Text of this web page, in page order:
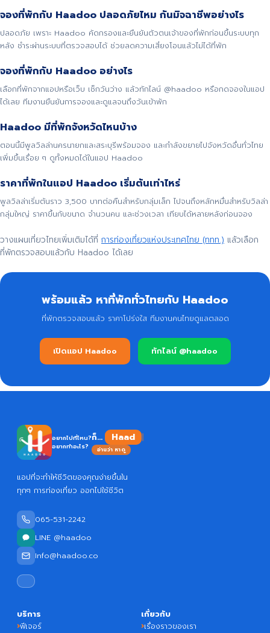
จองที่พักกับ Haadoo ปลอดภัยไหม กันมิจฉาชีพอย่างไร
ปลอดภัย เพราะ Haadoo คัดกรองและยืนยันตัวตนเจ้าของที่พักก่อนขึ้นระบบทุก
หลัง ชำระผ่านระบบที่ตรวจสอบได้ ช่วยลดความเสี่ยงโอนแล้วไม่ได้ที่พัก
จองที่พักกับ Haadoo อย่างไร
เลือกที่พักจากแอปหรือเว็บ เช็กวันว่าง แล้วทักไลน์ @haadoo หรือกดจองในแอป
ได้เลย ทีมงานยืนยันการจองและดูแลจนถึงวันเข้าพัก
Haadoo มีที่พักจังหวัดไหนบ้าง
ตอนนี้มีพูลวิลล่านครนายกและสระบุรีพร้อมจอง และกำลังขยายไปจังหวัดอื่นทั่วไทย
เพิ่มขึ้นเรื่อย ๆ ดูทั้งหมดได้ในแอป Haadoo
ราคาที่พักในแอป Haadoo เริ่มต้นเท่าไหร่
พูลวิลล่าเริ่มต้นราว 3,500 บาทต่อคืนสำหรับกลุ่มเล็ก ไปจนถึงหลักหมื่นสำหรับวิลล่า
กลุ่มใหญ่ ราคาขึ้นกับขนาด จำนวนคน และช่วงเวลา เทียบได้หลายหลังก่อนจอง
วางแผนเที่ยวไทยเพิ่มเติมได้ที่ การท่องเที่ยวแห่งประเทศไทย (ททท.) แล้วเลือก
ที่พักตรวจสอบแล้วกับ Haadoo ได้เลย
พร้อมแล้ว หาที่พักทั่วไทยกับ Haadoo
ที่พักตรวจสอบแล้ว ราคาโปร่งใส ทีมงานคนไทยดูแลตลอด
เปิดแอป Haadoo ทักไลน์ @haadoo
อยากไปที่ไหน?
อยากทำอะไร?
ก็... Haadoo
อ่านว่า หาดู
แอปที่จะทำให้ชีวิตของคุณง่ายขึ้นใน
ทุกๆ การท่องเที่ยว ออกไปใช้ชีวิต
065-531-2242
LINE @haadoo
Info@haadoo.co
บริการ
ฟีเจอร์
เกี่ยวกับ
เรื่องราวของเรา